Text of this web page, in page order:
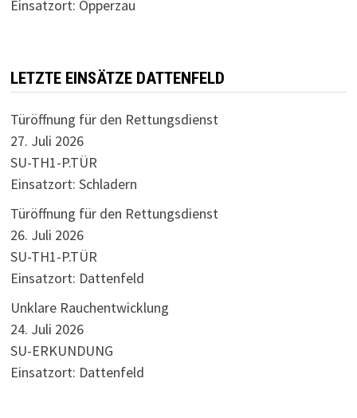
Einsatzort: Opperzau
LETZTE EINSÄTZE DATTENFELD
Türöffnung für den Rettungsdienst
27. Juli 2026
SU-TH1-P.TÜR
Einsatzort: Schladern
Türöffnung für den Rettungsdienst
26. Juli 2026
SU-TH1-P.TÜR
Einsatzort: Dattenfeld
Unklare Rauchentwicklung
24. Juli 2026
SU-ERKUNDUNG
Einsatzort: Dattenfeld